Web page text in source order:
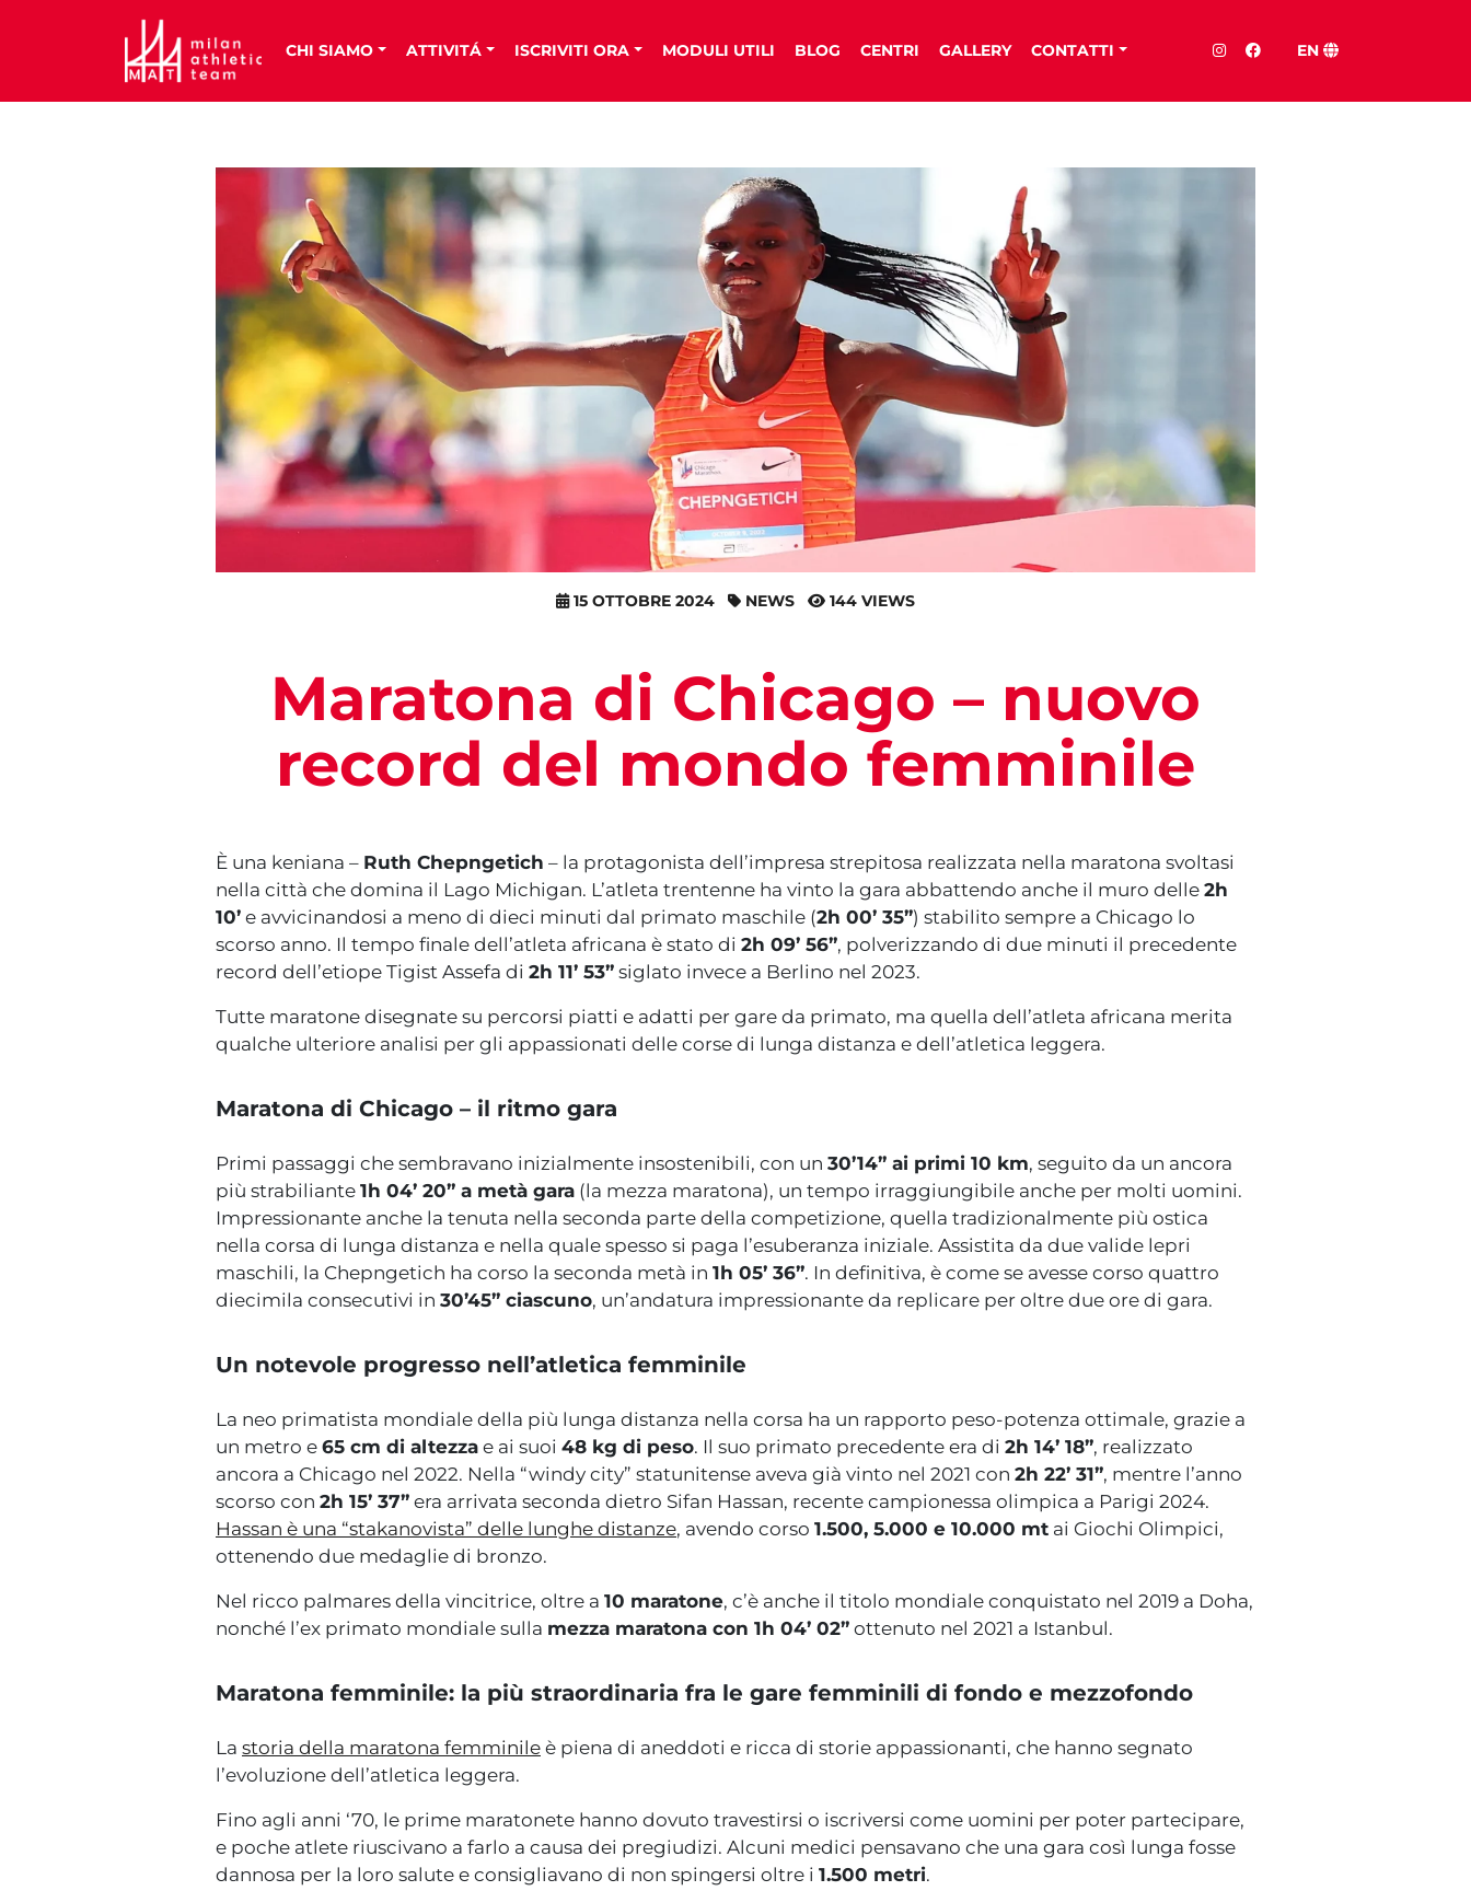
CHI SIAMO ATTIVITÁ ISCRIVITI ORA MODULI UTILI BLOG CENTRI GALLERY CONTATTI EN
15 OTTOBRE 2024 NEWS 144 VIEWS
Maratona di Chicago – nuovo
record del mondo femminile
È una keniana – Ruth Chepngetich – la protagonista dell’impresa strepitosa realizzata nella maratona svoltasi
nella città che domina il Lago Michigan. L’atleta trentenne ha vinto la gara abbattendo anche il muro delle 2h
10’ e avvicinandosi a meno di dieci minuti dal primato maschile (2h 00’ 35”) stabilito sempre a Chicago lo
scorso anno. Il tempo finale dell’atleta africana è stato di 2h 09’ 56”, polverizzando di due minuti il precedente
record dell’etiope Tigist Assefa di 2h 11’ 53” siglato invece a Berlino nel 2023.
Tutte maratone disegnate su percorsi piatti e adatti per gare da primato, ma quella dell’atleta africana merita
qualche ulteriore analisi per gli appassionati delle corse di lunga distanza e dell’atletica leggera.
Maratona di Chicago – il ritmo gara
Primi passaggi che sembravano inizialmente insostenibili, con un 30’14” ai primi 10 km, seguito da un ancora
più strabiliante 1h 04’ 20” a metà gara (la mezza maratona), un tempo irraggiungibile anche per molti uomini.
Impressionante anche la tenuta nella seconda parte della competizione, quella tradizionalmente più ostica
nella corsa di lunga distanza e nella quale spesso si paga l’esuberanza iniziale. Assistita da due valide lepri
maschili, la Chepngetich ha corso la seconda metà in 1h 05’ 36”. In definitiva, è come se avesse corso quattro
diecimila consecutivi in 30’45” ciascuno, un’andatura impressionante da replicare per oltre due ore di gara.
Un notevole progresso nell’atletica femminile
La neo primatista mondiale della più lunga distanza nella corsa ha un rapporto peso-potenza ottimale, grazie a
un metro e 65 cm di altezza e ai suoi 48 kg di peso. Il suo primato precedente era di 2h 14’ 18”, realizzato
ancora a Chicago nel 2022. Nella “windy city” statunitense aveva già vinto nel 2021 con 2h 22’ 31”, mentre l’anno
scorso con 2h 15’ 37” era arrivata seconda dietro Sifan Hassan, recente campionessa olimpica a Parigi 2024.
Hassan è una “stakanovista” delle lunghe distanze, avendo corso 1.500, 5.000 e 10.000 mt ai Giochi Olimpici,
ottenendo due medaglie di bronzo.
Nel ricco palmares della vincitrice, oltre a 10 maratone, c’è anche il titolo mondiale conquistato nel 2019 a Doha,
nonché l’ex primato mondiale sulla mezza maratona con 1h 04’ 02” ottenuto nel 2021 a Istanbul.
Maratona femminile: la più straordinaria fra le gare femminili di fondo e mezzofondo
La storia della maratona femminile è piena di aneddoti e ricca di storie appassionanti, che hanno segnato
l’evoluzione dell’atletica leggera.
Fino agli anni ‘70, le prime maratonete hanno dovuto travestirsi o iscriversi come uomini per poter partecipare,
e poche atlete riuscivano a farlo a causa dei pregiudizi. Alcuni medici pensavano che una gara così lunga fosse
dannosa per la loro salute e consigliavano di non spingersi oltre i 1.500 metri.